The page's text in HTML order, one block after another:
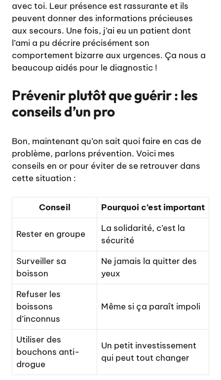
avec toi. Leur présence est rassurante et ils
peuvent donner des informations précieuses
aux secours. Une fois, j’ai eu un patient dont
l’ami a pu décrire précisément son
comportement bizarre aux urgences. Ça nous a
beaucoup aidés pour le diagnostic !
Prévenir plutôt que guérir : les
conseils d’un pro
Bon, maintenant qu’on sait quoi faire en cas de
problème, parlons prévention. Voici mes
conseils en or pour éviter de se retrouver dans
cette situation :
Conseil Pourquoi c’est important
Rester en groupe
La solidarité, c’est la
sécurité
Surveiller sa
boisson
Ne jamais la quitter des
yeux
Refuser les
boissons
d’inconnus
Même si ça paraît impoli
Utiliser des
bouchons anti-
drogue
Un petit investissement
qui peut tout changer